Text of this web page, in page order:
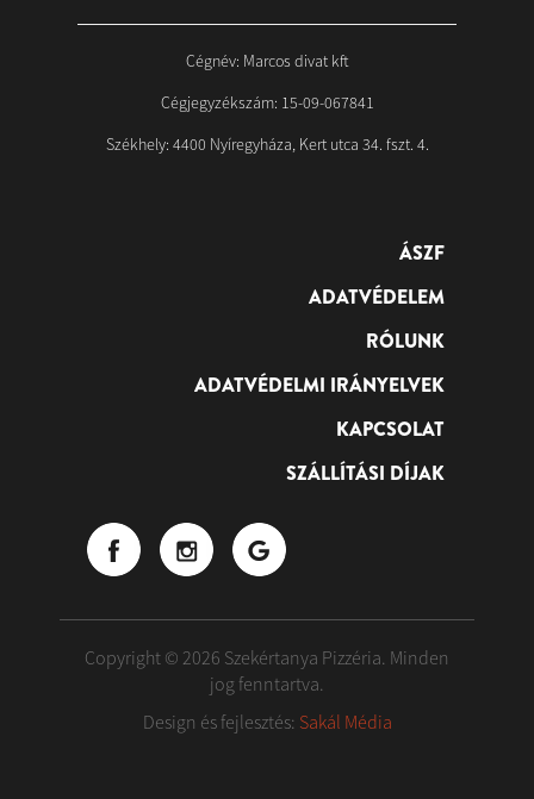
Cégnév: Marcos divat kft
Cégjegyzékszám: 15-09-067841
Székhely: 4400 Nyíregyháza, Kert utca 34. fszt. 4.
ÁSZF
ADATVÉDELEM
RÓLUNK
ADATVÉDELMI IRÁNYELVEK
KAPCSOLAT
SZÁLLÍTÁSI DÍJAK
Copyright © 2026 Szekértanya Pizzéria. Minden
jog fenntartva.
Design és fejlesztés: Sakál Média